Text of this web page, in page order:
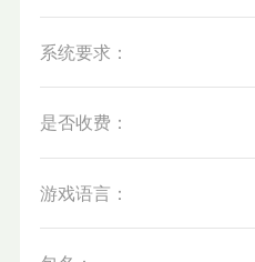
系统要求：
是否收费：
游戏语言：